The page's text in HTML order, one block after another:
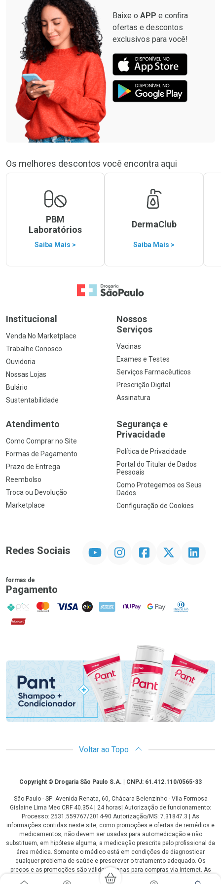
Baixe o APP e confira
ofertas e descontos
exclusivos para você!
Os melhores descontos você encontra aqui
PBM
Laboratórios
Saiba Mais >
DermaClub
Saiba Mais >
Ir para a Home
Institucional
Venda No Marketplace
Trabalhe Conosco
Ouvidoria
Nossas Lojas
Bulário
Sustentabilidade
Nossos
Serviços
Vacinas
Exames e Testes
Serviços Farmacêuticos
Prescrição Digital
Assinatura
Atendimento
Como Comprar no Site
Formas de Pagamento
Prazo de Entrega
Reembolso
Troca ou Devolução
Marketplace
Segurança e
Privacidade
Política de Privacidade
Portal do Titular de Dados
Pessoais
Como Protegemos os Seus
Dados
Configuração de Cookies
Redes Sociais InstagramFacebookTwitter Linkedin
formas de
Pagamento
PIX MasterCard
VISA ELO AMEX NuPay Google PayDiners Club
Hipercard
Voltar ao Topo
CopyrightCopyright © Drogaria São Paulo S.A. | CNPJ: 61.412.110/0565-33
São Paulo - SP: Avenida Renata, 60, Chácara Belenzinho - Vila Formosa
Gislaine Lima Meo CRF 40.354 | 24 horas| Autorização de funcionamento:
Processo: 2531.559767/2014-90 Autorização/MS: 7.31847.3 | As
informações contidas neste site, como promoções e ofertas de remédios e
medicamentos, não devem ser usadas para automedicação e não
substituem, em hipótese alguma, a medicação prescrita pelo profissional da
área médica. Somente o médico está em condições de diagnosticar
qualquer problema de saúde e prescrever o tratamento adequado. Os
preços e as promoções são válidos apenas para compras via internet. As
fotos contidas em nosso site são meramente ilustrativas. *Preços e